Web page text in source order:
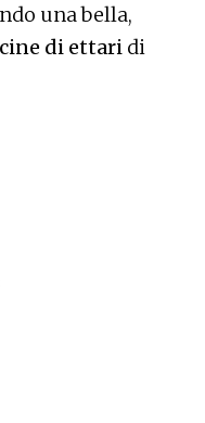
una bella,
di ettari di